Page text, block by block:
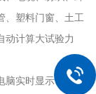
、塑料门窗、土工
动计算大试验力
脑实时显示试验数